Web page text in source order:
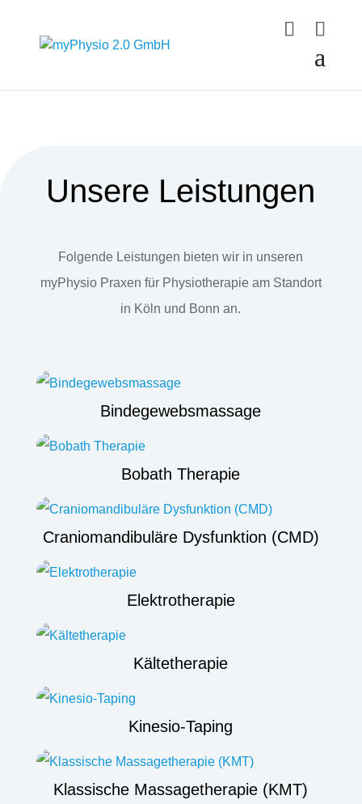
Unsere Leistungen
Folgende Leistungen bieten wir in unseren
myPhysio Praxen für Physiotherapie am Standort
in Köln und Bonn an.
Bindegewebsmassage
Bobath Therapie
Craniomandibuläre Dysfunktion (CMD)
Elektrotherapie
Kältetherapie
Kinesio-Taping
Klassische Massagetherapie (KMT)